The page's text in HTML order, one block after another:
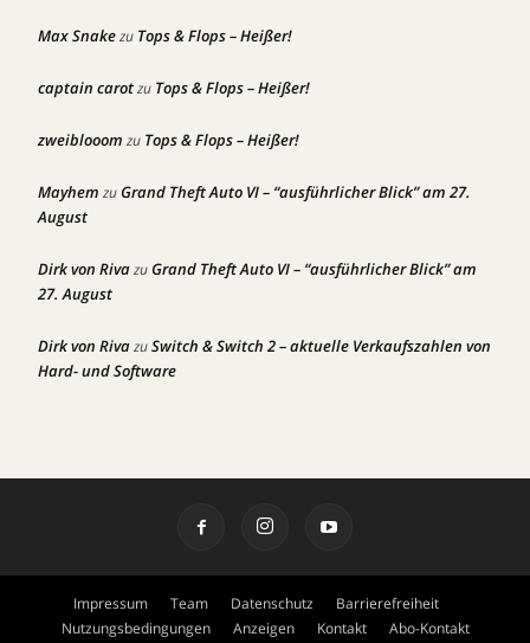
Max Snakezu Tops & Flops – Heißer!
captain carotzu Tops & Flops – Heißer!
zweiblooom zu Tops & Flops – Heißer!
Mayhem zuGrand Theft Auto VI – “ausführlicher Blick” am 27.
August
Dirk von RivazuGrand Theft Auto VI – “ausführlicher Blick” am
27. August
Dirk von RivazuSwitch & Switch 2 – aktuelle Verkaufszahlen von
Hard- und Software
Impressum Team Datenschutz
Barrierefreiheit
Nutzungsbedingungen
Anzeigen Kontakt Abo-Kontakt